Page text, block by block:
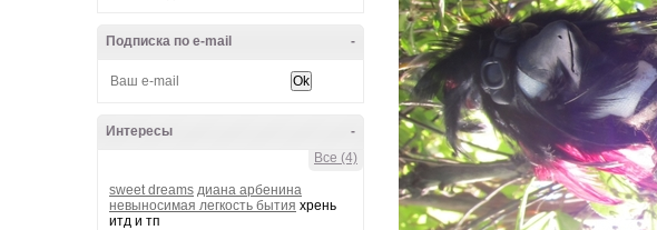
-
Подписка по e-mail
-
Интересы
Все (4)
sweet dreams диана арбенина
невыносимая легкость бытия хрень
итд и тп